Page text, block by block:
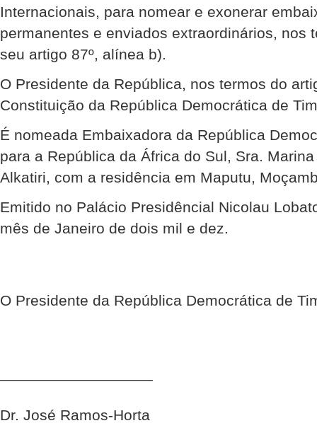
Internacionais, para nomear e exonerar
permanentes e enviados extraordinários, nos
seu artigo 87º, alínea b).
O Presidente da República, nos termos do
Constituição da República Democrática de
É nomeada Embaixadora da República
para a República da África do Sul, Sra.
Alkatiri, com a residência em Maputu,
Emitido no Palácio Presidêncial Nicolau
mês de Janeiro de dois mil e dez.
O Presidente da República Democrática de
Dr. José Ramos-Horta